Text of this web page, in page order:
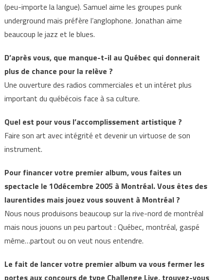
(peu-importe la langue). Samuel aime les groupes punk
underground mais préfère l’anglophone. Jonathan aime
beaucoup le jazz et le blues.
D’après vous, que manque-t-il au Québec qui donnerait
plus de chance pour la relève ?
Une ouverture des radios commerciales et un intéret plus
important du québécois face à sa culture.
Quel est pour vous l’accomplissement artistique ?
Faire son art avec intégrité et devenir un virtuose de son
instrument.
Pour financer votre premier album, vous faites un
spectacle le 10décembre 2005 à Montréal. Vous êtes des
laurentides mais jouez vous souvent à Montréal ?
Nous nous produisons beaucoup sur la rive-nord de montréal
mais nous jouons un peu partout : Québec, montréal, gaspé
même…partout ou on veut nous entendre.
Le fait de lancer votre premier album va vous fermer les